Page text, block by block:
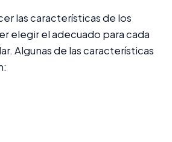
las características de los
elegir el adecuado para cada
Algunas de las características